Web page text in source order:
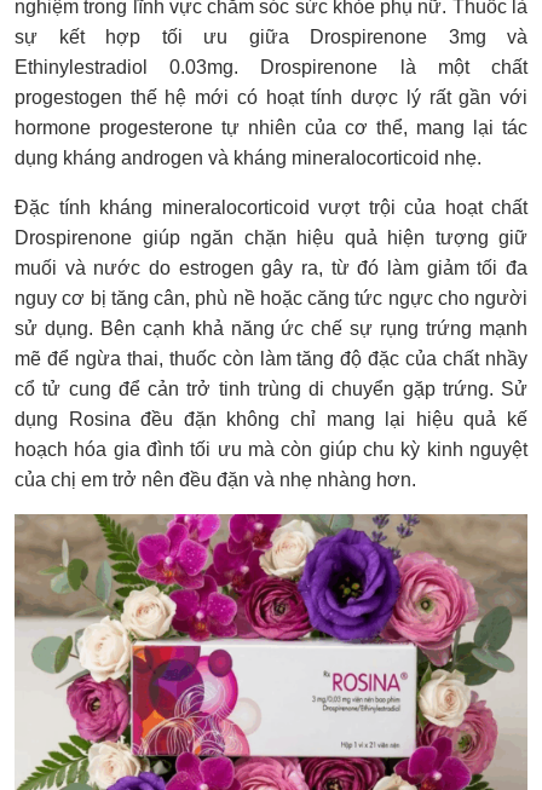
nghiệm trong lĩnh vực chăm sóc sức khỏe phụ nữ. Thuốc là
sự kết hợp tối ưu giữa Drospirenone 3mg và
Ethinylestradiol 0.03mg. Drospirenone là một chất
progestogen thế hệ mới có hoạt tính dược lý rất gần với
hormone progesterone tự nhiên của cơ thể, mang lại tác
dụng kháng androgen và kháng mineralocorticoid nhẹ.
Đặc tính kháng mineralocorticoid vượt trội của hoạt chất
Drospirenone giúp ngăn chặn hiệu quả hiện tượng giữ
muối và nước do estrogen gây ra, từ đó làm giảm tối đa
nguy cơ bị tăng cân, phù nề hoặc căng tức ngực cho người
sử dụng. Bên cạnh khả năng ức chế sự rụng trứng mạnh
mẽ để ngừa thai, thuốc còn làm tăng độ đặc của chất nhầy
cổ tử cung để cản trở tinh trùng di chuyển gặp trứng. Sử
dụng Rosina đều đặn không chỉ mang lại hiệu quả kế
hoạch hóa gia đình tối ưu mà còn giúp chu kỳ kinh nguyệt
của chị em trở nên đều đặn và nhẹ nhàng hơn.